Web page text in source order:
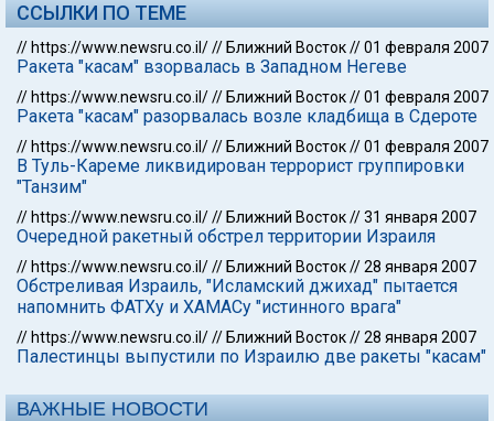
ССЫЛКИ ПО ТЕМЕ
// https://www.newsru.co.il/// Ближний Восток//01 февраля 2007
Ракета "касам" взорвалась в Западном Негеве
// https://www.newsru.co.il/// Ближний Восток//01 февраля 2007
Ракета "касам" разорвалась возле кладбища в Сдероте
// https://www.newsru.co.il/// Ближний Восток//01 февраля 2007
В Туль-Кареме ликвидирован террорист группировки
"Танзим"
// https://www.newsru.co.il/// Ближний Восток//31 января 2007
Очередной ракетный обстрел территории Израиля
// https://www.newsru.co.il/// Ближний Восток//28 января 2007
Обстреливая Израиль, "Исламский джихад" пытается
напомнить ФАТХу и ХАМАСу "истинного врага"
// https://www.newsru.co.il/// Ближний Восток//28 января 2007
Палестинцы выпустили по Израилю две ракеты "касам"
ВАЖНЫЕ НОВОСТИ